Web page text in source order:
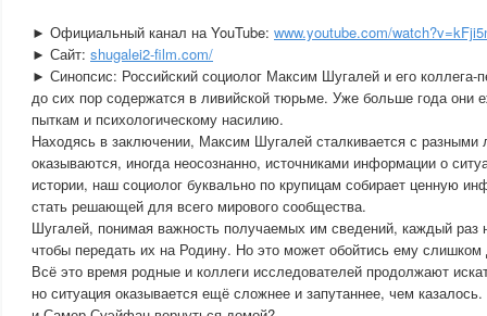
► Официальный канал на YouTube: www.youtube.com/
► Сайт: shugalei2-film.com/
► Синопсис: Российский социолог Максим Шугалей и его
до сих пор содержатся в ливийской тюрьме. Уже больше года они
пыткам и психологическому насилию.
Находясь в заключении, Максим Шугалей сталкивается с
оказываются, иногда неосознанно, источниками информации о
истории, наш социолог буквально по крупицам собирает ценную
стать решающей для всего мирового сообщества.
Шугалей, понимая важность получаемых им сведений, каждый раз
чтобы передать их на Родину. Но это может обойтись ему
Всё это время родные и коллеги исследователей продолжают
но ситуация оказывается ещё сложнее и запутаннее, чем